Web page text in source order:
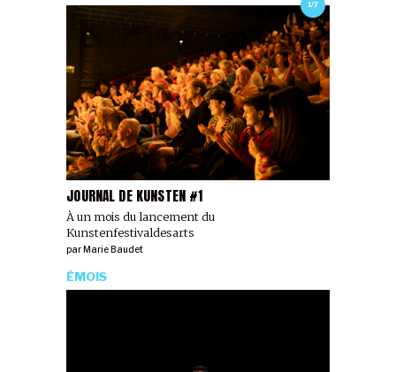
1/7
JOURNAL DE KUNSTEN #1
À un mois du lancement du
Kunstenfestivaldesarts
parMarie Baudet
ÉMOIS